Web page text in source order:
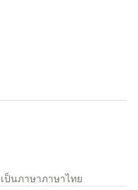
ป็นภาษาภาษาไทย